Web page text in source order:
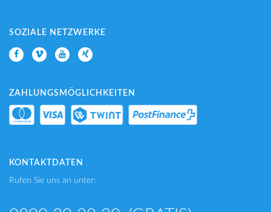
SOZIALE NETZWERKE
ZAHLUNGSMÖGLICHKEITEN
KONTAKTDATEN
Rufen Sie uns an unter: